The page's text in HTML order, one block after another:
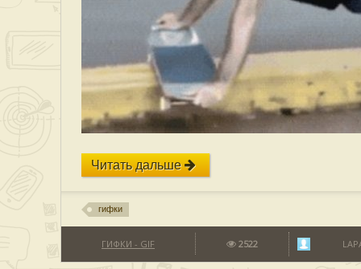
Читать дальше
гифки
ГИФКИ - GIF 2522